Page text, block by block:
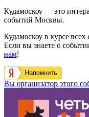
Кудамоскоу — это
событий Москвы.
Кудамоскоу в курсе
Если вы знаете о
нам!
Напомнить
Вы организатор этого